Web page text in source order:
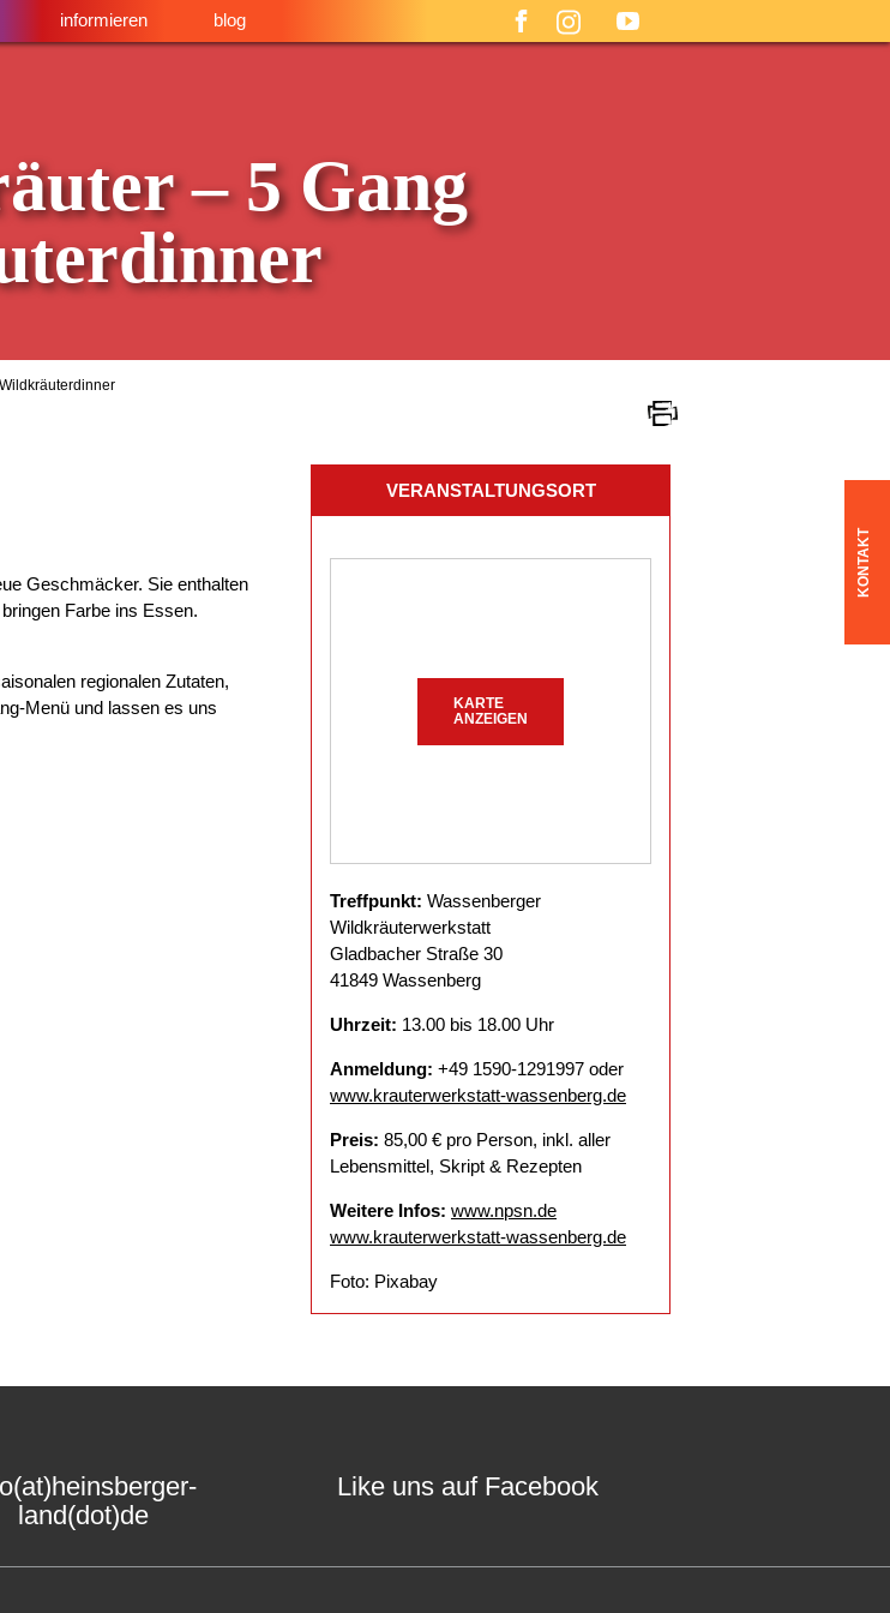
informieren blog
KONTAKT
– 5 Gang
Geschmäcker. Sie enthalten
Farbe ins Essen.
regionalen Zutaten,
Menü und lassen es uns
VERANSTALTUNGSORT
KARTE
ANZEIGEN
Treffpunkt: Wassenberger
Wildkräuterwerkstatt
Gladbacher Straße 30
41849 Wassenberg
Uhrzeit: 13.00 bis 18.00 Uhr
Anmeldung: +49 1590-1291997 oder
www.krauterwerkstatt-wassenberg.de
Preis: 85,00 € pro Person, inkl. aller
Lebensmittel, Skript & Rezepten
Weitere Infos: www.npsn.de
www.krauterwerkstatt-wassenberg.de
Foto: Pixabay
land(dot)de
Like uns auf Facebook